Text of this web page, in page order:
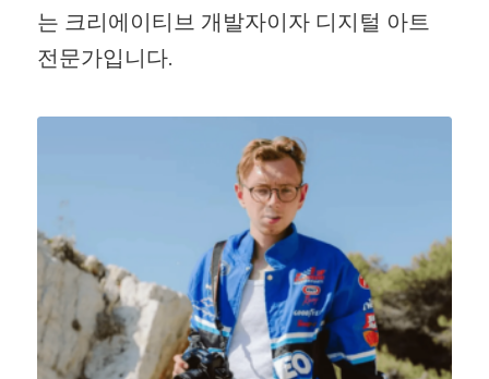
는 크리에이티브 개발자이자 디지털 아트
전문가입니다.